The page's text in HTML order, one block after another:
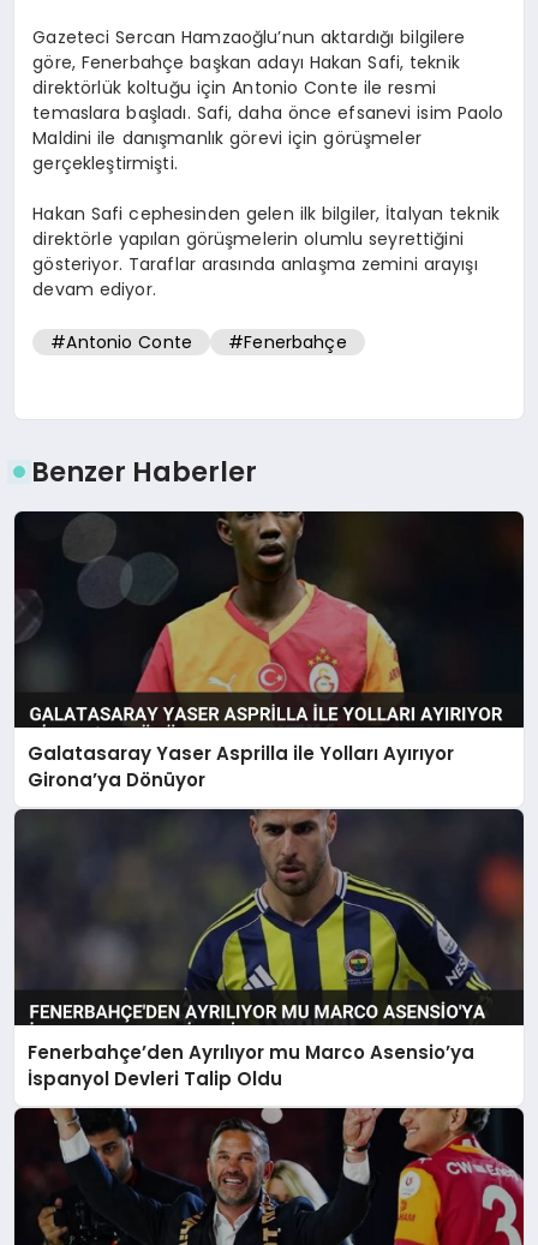
Gazeteci Sercan Hamzaoğlu’nun aktardığı bilgilere
göre, Fenerbahçe başkan adayı Hakan Safi, teknik
direktörlük koltuğu için Antonio Conte ile resmi
temaslara başladı. Safi, daha önce efsanevi isim Paolo
Maldini ile danışmanlık görevi için görüşmeler
gerçekleştirmişti.
Hakan Safi cephesinden gelen ilk bilgiler, İtalyan teknik
direktörle yapılan görüşmelerin olumlu seyrettiğini
gösteriyor. Taraflar arasında anlaşma zemini arayışı
devam ediyor.
#Antonio Conte #Fenerbahçe
Benzer Haberler
Galatasaray Yaser Asprilla ile Yolları Ayırıyor
Girona’ya Dönüyor
Fenerbahçe’den Ayrılıyor mu Marco Asensio’ya
İspanyol Devleri Talip Oldu